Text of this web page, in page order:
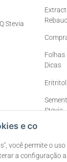
e co
você permite o
a configuração
Stevia
Folhas
Dicas
Stevia